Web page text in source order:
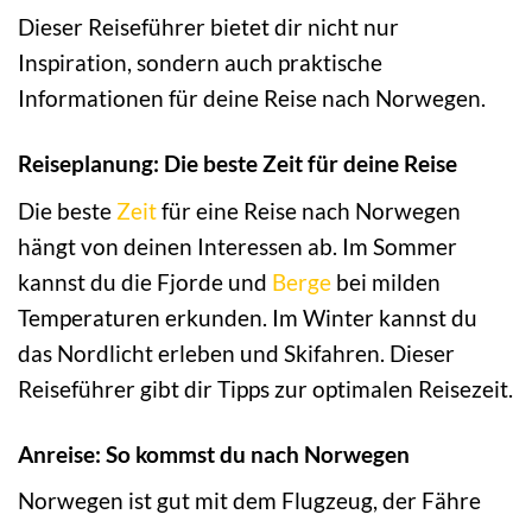
Dieser Reiseführer bietet dir nicht nur
Inspiration, sondern auch praktische
Informationen für deine Reise nach Norwegen.
Reiseplanung: Die beste Zeit für deine Reise
Die beste Zeitfür eine Reise nach Norwegen
hängt von deinen Interessen ab. Im Sommer
kannst du die Fjorde und Berge bei milden
Temperaturen erkunden. Im Winter kannst du
das Nordlicht erleben und Skifahren. Dieser
Reiseführer gibt dir Tipps zur optimalen Reisezeit.
Anreise: So kommst du nach Norwegen
Norwegen ist gut mit dem Flugzeug, der Fähre